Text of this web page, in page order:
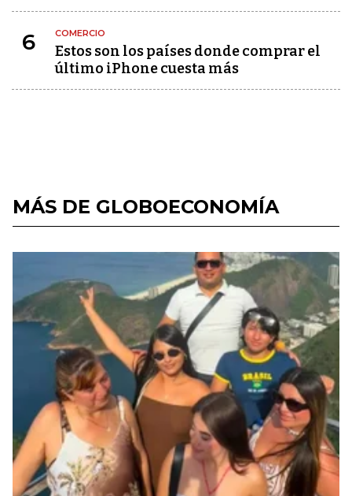
6 COMERCIO
Estos son los países donde comprar el
último iPhone cuesta más
MÁS DE GLOBOECONOMÍA